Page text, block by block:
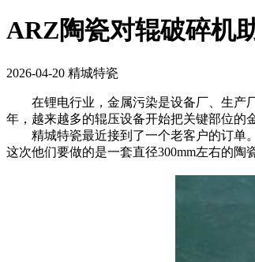
ARZ陶瓷对辊破碎机
2026-04-20 精城特瓷
在锂电行业，金属污染是设备厂、生产厂
年，越来越多的辊压设备开始把关键部位的
精城特瓷最近接到了一个老客户的订单。
这次他们要做的是一套直径300mm左右的陶